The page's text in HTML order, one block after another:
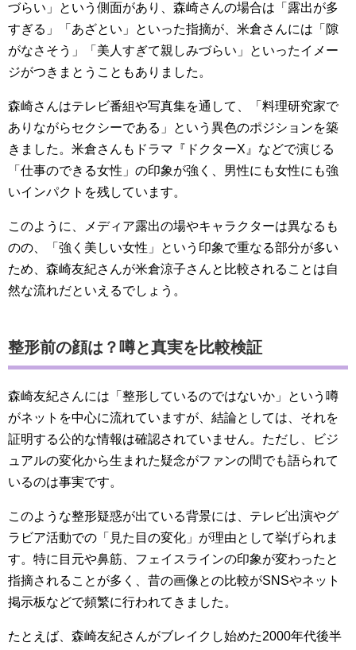
づらい」という側面があり、森崎さんの場合は「露出が多
すぎる」「あざとい」といった指摘が、米倉さんには「隙
がなさそう」「美人すぎて親しみづらい」といったイメー
ジがつきまとうこともありました。
森崎さんはテレビ番組や写真集を通して、「料理研究家で
ありながらセクシーである」という異色のポジションを築
きました。米倉さんもドラマ『ドクターX』などで演じる
「仕事のできる女性」の印象が強く、男性にも女性にも強
いインパクトを残しています。
このように、メディア露出の場やキャラクターは異なるも
のの、「強く美しい女性」という印象で重なる部分が多い
ため、森崎友紀さんが米倉涼子さんと比較されることは自
然な流れだといえるでしょう。
整形前の顔は？噂と真実を比較検証
森崎友紀さんには「整形しているのではないか」という噂
がネットを中心に流れていますが、結論としては、それを
証明する公的な情報は確認されていません。ただし、ビジ
ュアルの変化から生まれた疑念がファンの間でも語られて
いるのは事実です。
このような整形疑惑が出ている背景には、テレビ出演やグ
ラビア活動での「見た目の変化」が理由として挙げられま
す。特に目元や鼻筋、フェイスラインの印象が変わったと
指摘されることが多く、昔の画像との比較がSNSやネット
掲示板などで頻繁に行われてきました。
たとえば、森崎友紀さんがブレイクし始めた2000年代後半